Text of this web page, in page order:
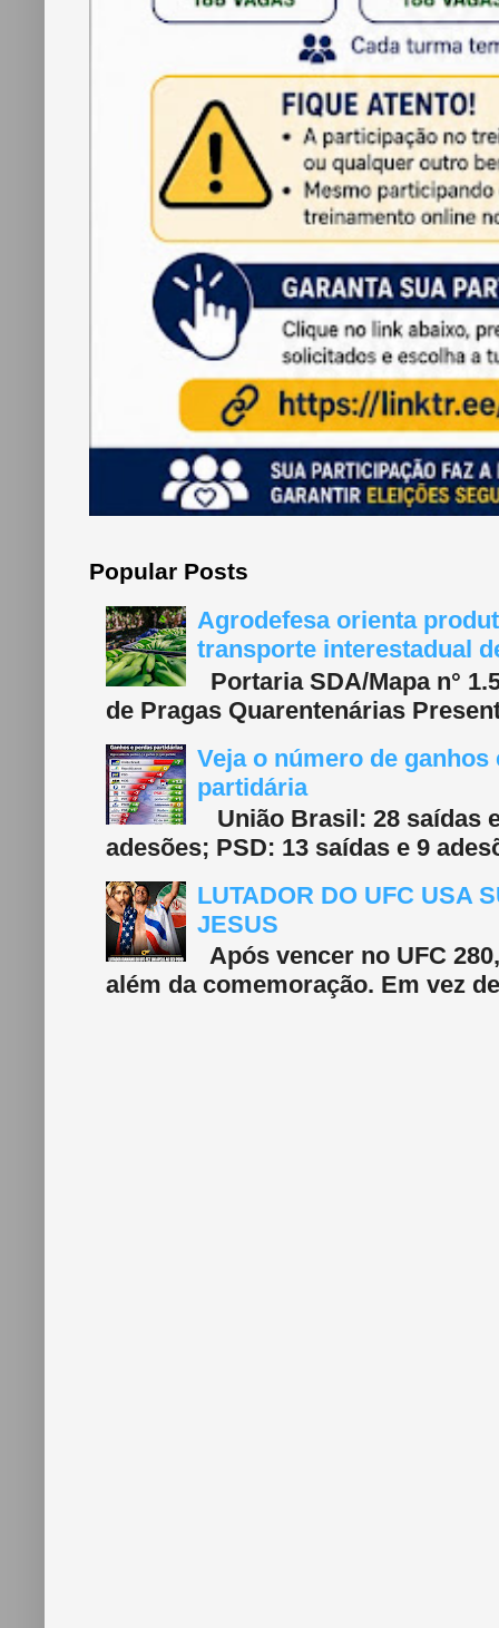
Popular Posts
Agrodefesa orienta
transporte interestadual
Portaria SDA/Mapa n°
de Pragas Quarentenárias
Veja o número de
partidária
União Brasil: 28 saídas
adesões; PSD: 13 saídas e 9
LUTADOR DO UFC USA
JESUS
Após vencer no UFC
além da comemoração. Em vez